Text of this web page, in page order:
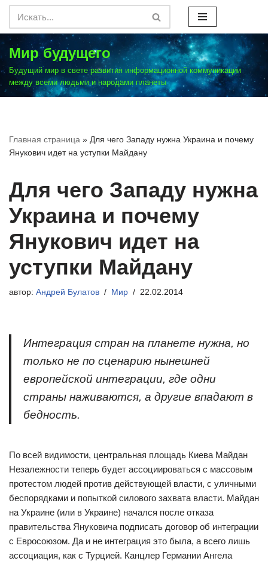
Перейти
к
содержимому
Мир будущего
Будущий мир в свете развития информационной коммуникации
между всеми людьми и народами планеты
Главная страница » Для чего Западу нужна Украина и почему
Янукович идет на уступки Майдану
Для чего Западу нужна
Украина и почему
Янукович идет на
уступки Майдану
автор: Андрей Булатов Мир 22.02.2014
Интеграция стран на планете нужна, но
только не по сценарию нынешней
европейской интеграции, где одни
страны наживаются, а другие впадают в
бедность.
По всей видимости, центральная площадь Киева Майдан
Незалежности теперь будет ассоциироваться с массовым
протестом людей против действующей власти, с уличными
беспорядками и попыткой силового захвата власти. Майдан
на Украине (или в Украине) начался после отказа
правительства Януковича подписать договор об интеграции
с Евросоюзом. Да и не интеграция это была, а всего лишь
ассоциация, как с Турцией. Канцлер Германии Ангела